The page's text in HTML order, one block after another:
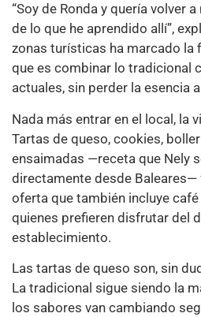
“Soy de Ronda y quería volver
de lo que he aprendido allí”,
zonas turísticas ha marcado la
que es combinar lo tradicional
actuales, sin perder la esencia
Nada más entrar en el local, la
Tartas de queso, cookies,
ensaimadas —receta que Nely
directamente desde Baleares—
oferta que también incluye
quienes prefieren disfrutar del
establecimiento.
Las tartas de queso son, sin
La tradicional sigue siendo la
los sabores van cambiando